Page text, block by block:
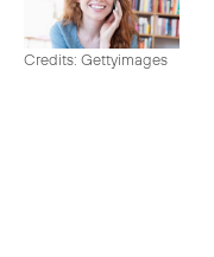
Credits: Gettyimages